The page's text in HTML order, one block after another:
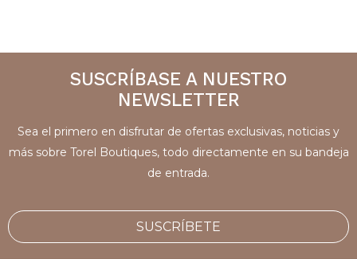
SUSCRÍBASE A NUESTRO
NEWSLETTER
Sea el primero en disfrutar de ofertas exclusivas, noticias y
más sobre Torel Boutiques, todo directamente en su bandeja
de entrada.
SUSCRÍBETE